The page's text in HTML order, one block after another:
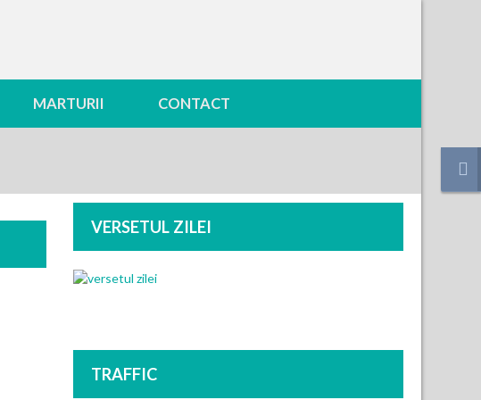
MARTURII CONTACT
VERSETUL ZILEI
TRAFFIC